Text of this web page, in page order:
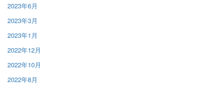
2023年6月
2023年3月
2023年1月
2022年12月
2022年10月
2022年8月